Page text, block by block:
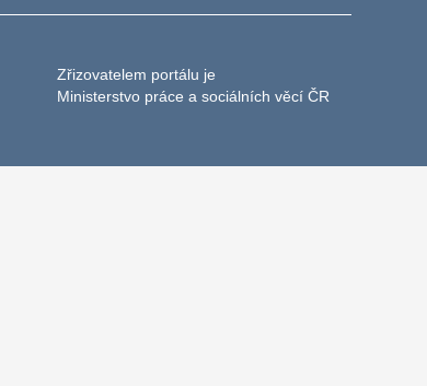
Zřizovatelem portálu je
Ministerstvo práce a sociálních věcí ČR